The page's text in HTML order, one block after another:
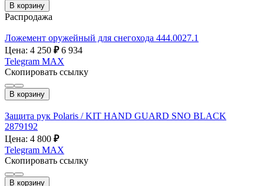
В корзину
Распродажа
Ложемент оружейный для снегохода 444.0027.1
Цена: 4 250 ₽ 6 934
Telegram MAX
Скопировать ссылку
В корзину
Защита рук Polaris / KIT HAND GUARD SNO BLACK
2879192
Цена: 4 800 ₽
Telegram MAX
Скопировать ссылку
В корзину